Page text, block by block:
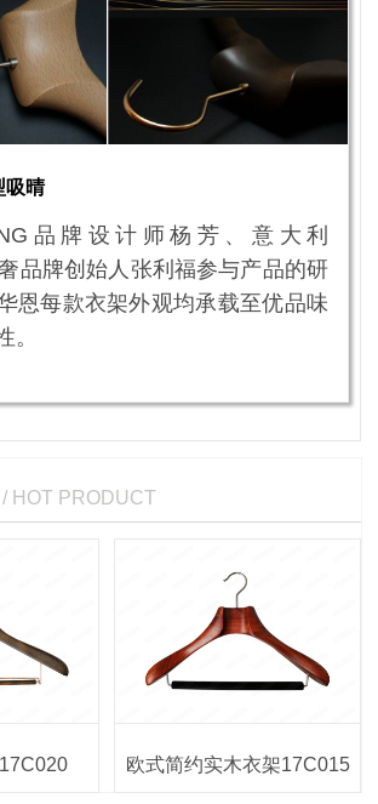
吸晴
品牌设计师杨芳、意大利
品牌创始人张利福参与产品的研
恩每款衣架外观均承载至优品味
。
/ HOT PRODUCT
欧式简约实木衣架17C015